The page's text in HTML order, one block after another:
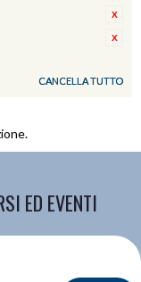
CANCELLA TUTTO
ED EVENTI